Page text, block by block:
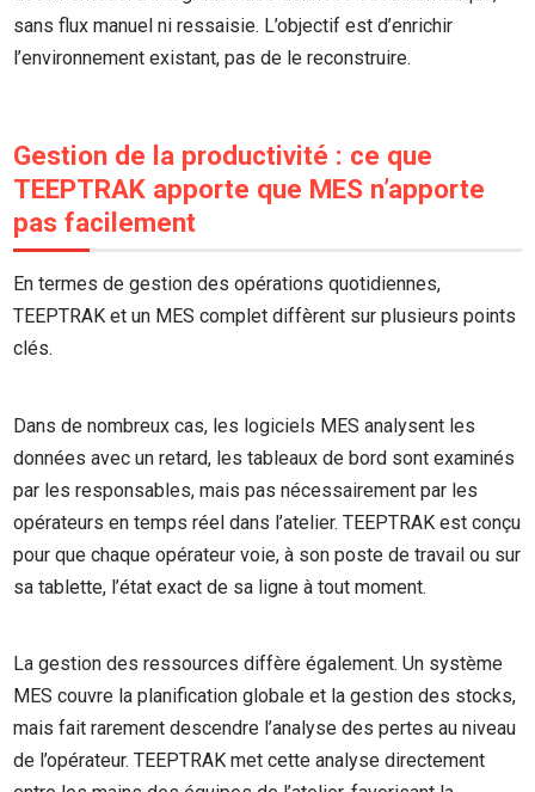
sans flux manuel ni ressaisie. L’objectif est d’enrichir
l’environnement existant, pas de le reconstruire.
Gestion de la productivité : ce que
TEEPTRAK apporte que MES n’apporte
pas facilement
En termes de gestion des opérations quotidiennes,
TEEPTRAK et un MES complet diffèrent sur plusieurs points
clés.
Dans de nombreux cas, les logiciels MES analysent les
données avec un retard, les tableaux de bord sont examinés
par les responsables, mais pas nécessairement par les
opérateurs en temps réel dans l’atelier. TEEPTRAK est conçu
pour que chaque opérateur voie, à son poste de travail ou sur
sa tablette, l’état exact de sa ligne à tout moment.
La gestion des ressources diffère également. Un système
MES couvre la planification globale et la gestion des stocks,
mais fait rarement descendre l’analyse des pertes au niveau
de l’opérateur. TEEPTRAK met cette analyse directement